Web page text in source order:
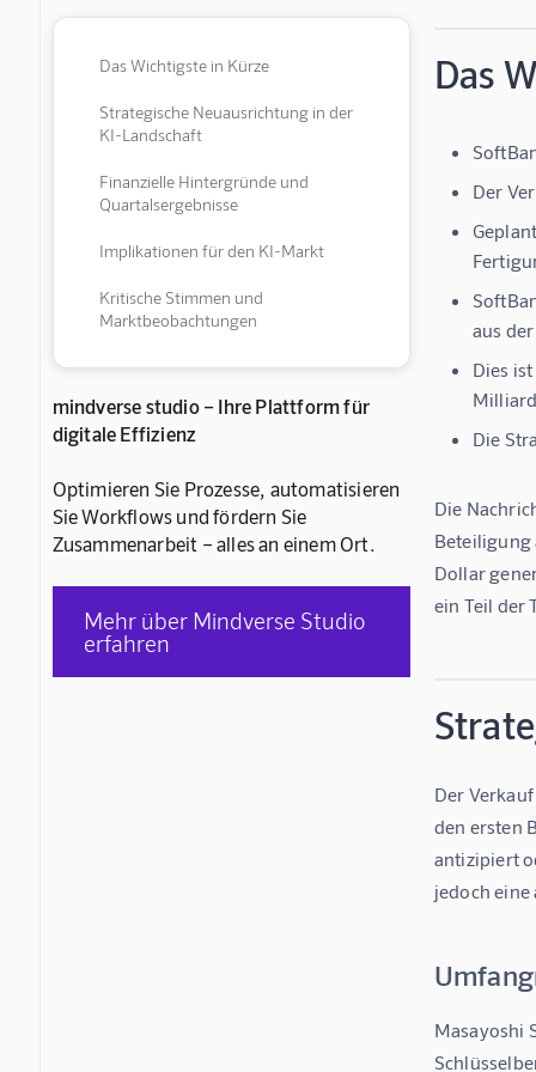
Das Wichtigste in Kürze
Strategische Neuausrichtung in der
KI-Landschaft
Finanzielle Hintergründe und
Quartalsergebnisse
Implikationen für den KI-Markt
Kritische Stimmen und
Marktbeobachtungen
mindverse studio – Ihre Plattform für
digitale Effizienz
Optimieren Sie Prozesse, automatisieren
Sie Workflows und fördern Sie
Zusammenarbeit – alles an einem Ort.
Mehr über Mindverse Studio
erfahren
Das
Der
aus
Dies
Die
Die
Beteiligung
Dollar
ein Teil der
Der
den ersten
antizipiert
jedoch
Masayoshi